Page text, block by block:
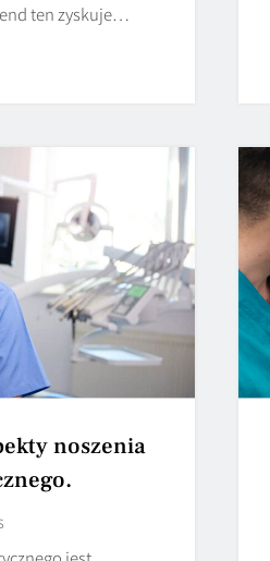
ten zyskuje…
noszenia